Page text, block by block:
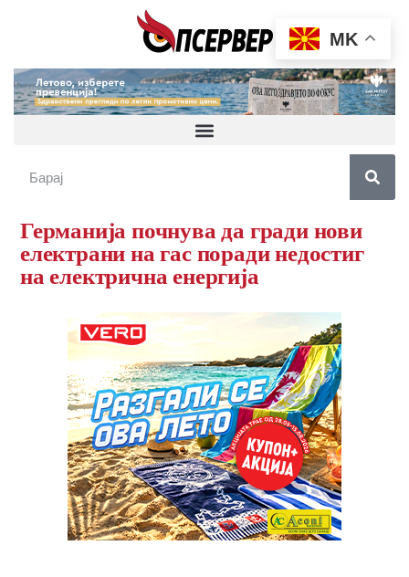
Германија почнува да гради нови
електрани на гас поради недостиг
на електрична енергија
MK